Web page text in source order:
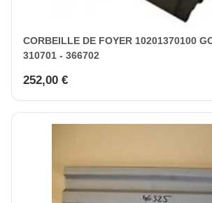
CORBEILLE DE FOYER 10201370100
310701 - 366702
252,00 €